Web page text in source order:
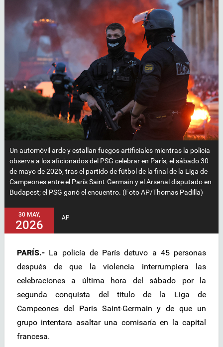
Un automóvil arde y estallan fuegos artificiales mientras la policía
observa a los aficionados del PSG celebrar en París, el sábado 30
de mayo de 2026, tras el partido de fútbol de la final de la Liga de
Campeones entre el París Saint-Germain y el Arsenal disputado en
Budapest; el PSG ganó el encuentro. (Foto AP/Thomas Padilla)
30 MAY,
2026
AP
PARÍS.- La policía de París detuvo a 45 personas
después de que la violencia interrumpiera las
celebraciones a última hora del sábado por la
segunda conquista del título de la Liga de
Campeones del Paris Saint-Germain y de que un
grupo intentara asaltar una comisaría en la capital
francesa.